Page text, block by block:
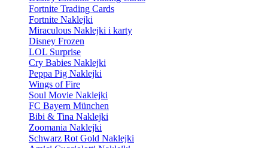
Fortnite Trading Cards
Fortnite Naklejki
Miraculous Naklejki i karty
Disney Frozen
LOL Surprise
Cry Babies Naklejki
Peppa Pig Naklejki
Wings of Fire
Soul Movie Naklejki
FC Bayern München
Bibi & Tina Naklejki
Zoomania Naklejki
Schwarz Rot Gold Naklejki